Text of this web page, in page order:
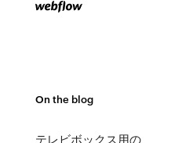
On the blog
テレビボックス用の